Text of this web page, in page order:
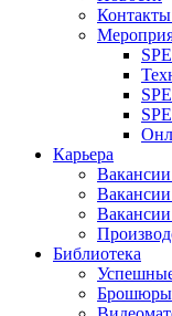
Карьера
Вакансии
Библиотека
Брошюры